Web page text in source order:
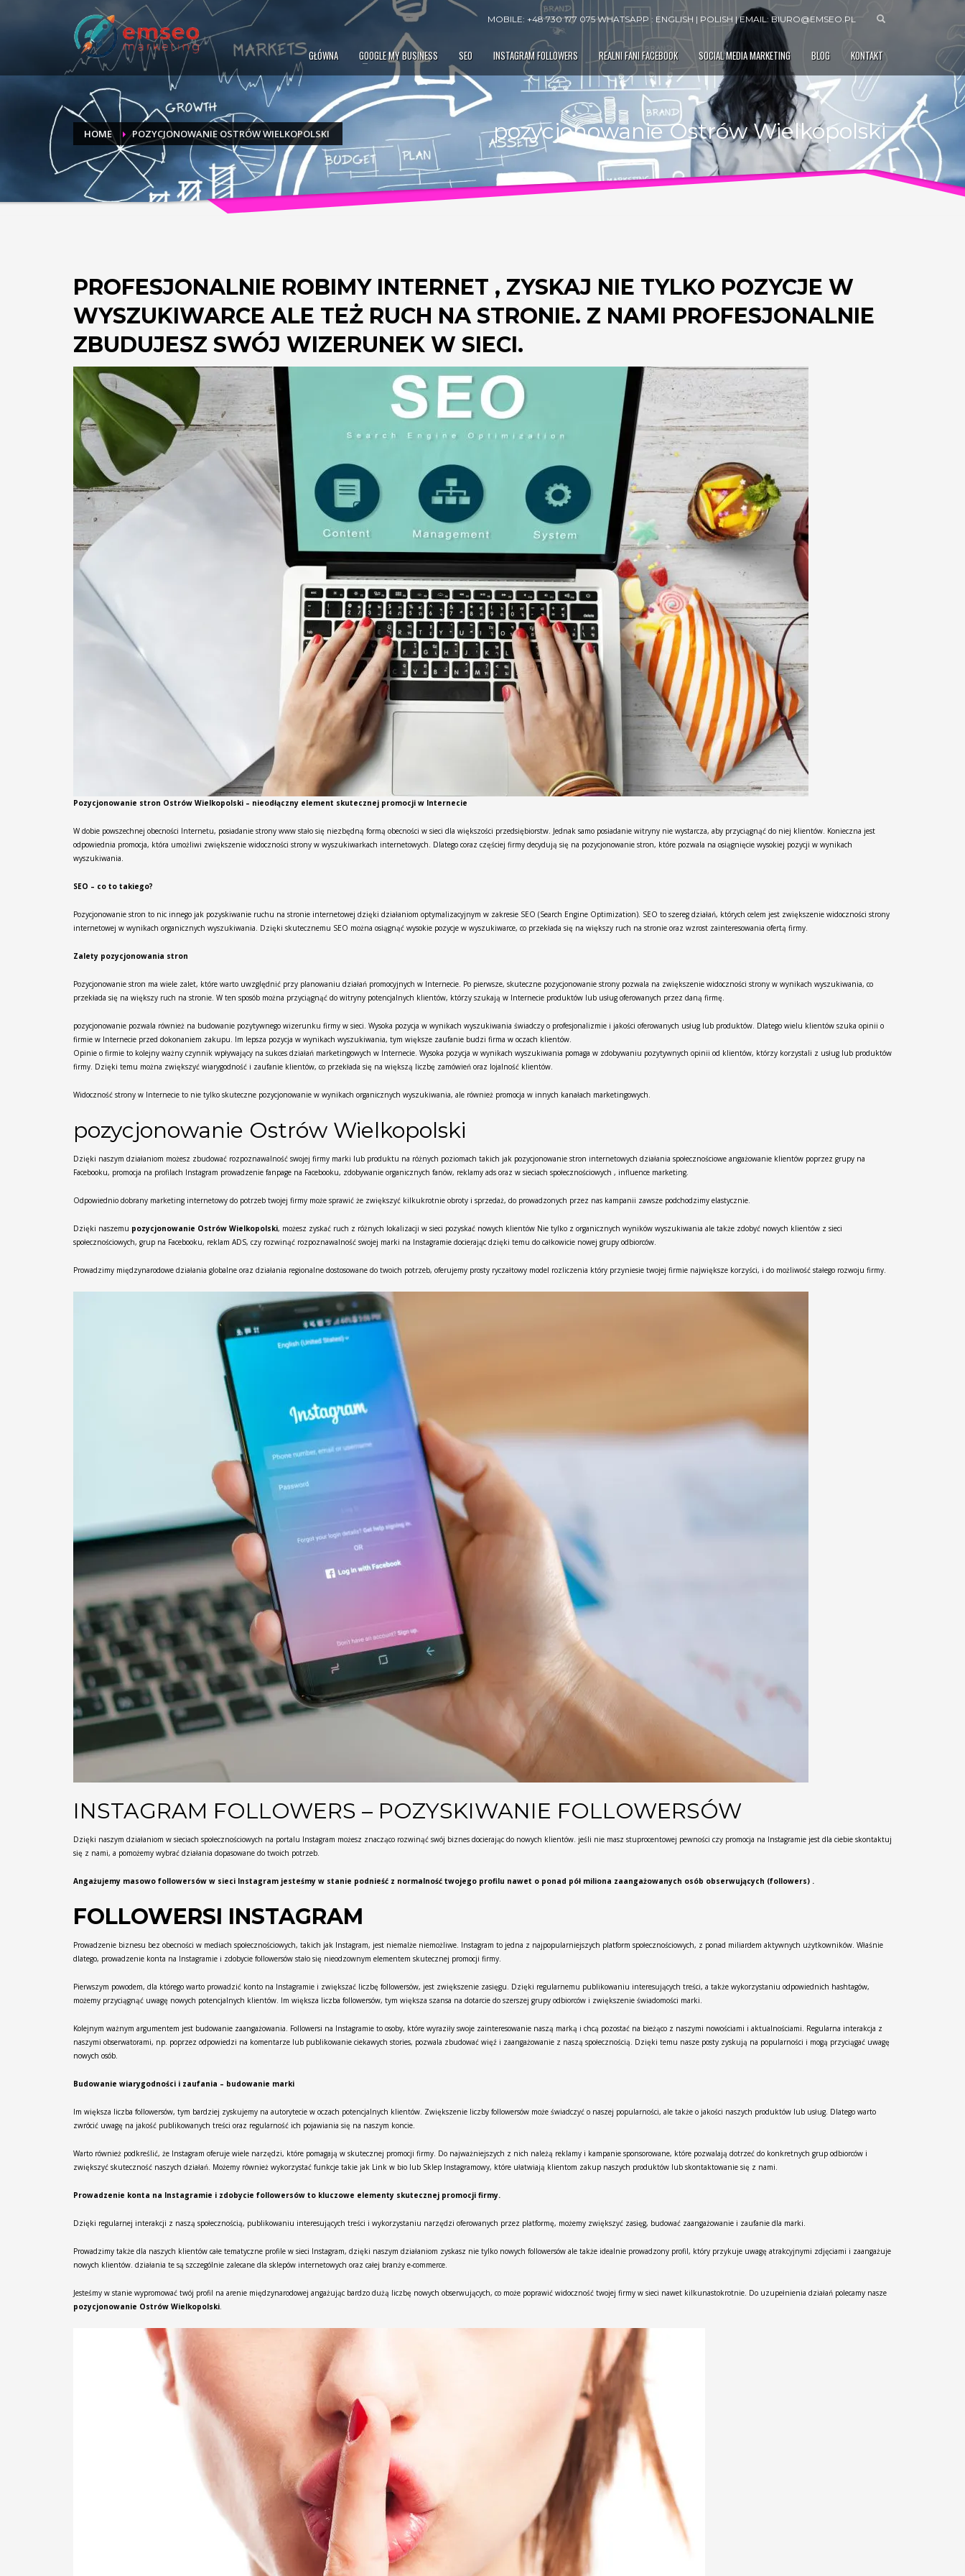
MOBILE: +48 730 177 075 WHATSAPP : ENGLISH | POLISH | EMAIL:BIURO@EMSEO.PL
GŁÓWNA GOOGLE MY BUSINESS SEO INSTAGRAM FOLLOWERS REALNI FANI FACEBOOK SOCIAL MEDIA MARKETING BLOG KONTAKT
HOME POZYCJONOWANIE OSTRÓW WIELKOPOLSKI pozycjonowanie Ostrów Wielkopolski
PROFESJONALNIE ROBIMY INTERNET , ZYSKAJ NIE TYLKO POZYCJE W
WYSZUKIWARCE ALE TEŻ RUCH NA STRONIE. Z NAMI PROFESJONALNIE
ZBUDUJESZ SWÓJ WIZERUNEK W SIECI.
Pozycjonowanie stron Ostrów Wielkopolski – nieodłączny element skutecznej promocji w Internecie
W dobie powszechnej obecności Internetu, posiadanie strony www stało się niezbędną formą obecności w sieci dla większości przedsiębiorstw. Jednak samo posiadanie witryny nie wystarcza, aby przyciągnąć do niej klientów. Konieczna jest
odpowiednia promocja, która umożliwi zwiększenie widoczności strony w wyszukiwarkach internetowych. Dlatego coraz częściej firmy decydują się na pozycjonowanie stron, które pozwala na osiągnięcie wysokiej pozycji w wynikach
wyszukiwania.
SEO – co to takiego?
Pozycjonowanie stron to nic innego jak pozyskiwanie ruchu na stronie internetowej dzięki działaniom optymalizacyjnym w zakresie SEO (Search Engine Optimization). SEO to szereg działań, których celem jest zwiększenie widoczności strony
internetowej w wynikach organicznych wyszukiwania. Dzięki skutecznemu SEO można osiągnąć wysokie pozycje w wyszukiwarce, co przekłada się na większy ruch na stronie oraz wzrost zainteresowania ofertą firmy.
Zalety pozycjonowania stron
Pozycjonowanie stron ma wiele zalet, które warto uwzględnić przy planowaniu działań promocyjnych w Internecie. Po pierwsze, skuteczne pozycjonowanie strony pozwala na zwiększenie widoczności strony w wynikach wyszukiwania, co
przekłada się na większy ruch na stronie. W ten sposób można przyciągnąć do witryny potencjalnych klientów, którzy szukają w Internecie produktów lub usług oferowanych przez daną firmę.
pozycjonowanie pozwala również na budowanie pozytywnego wizerunku firmy w sieci. Wysoka pozycja w wynikach wyszukiwania świadczy o profesjonalizmie i jakości oferowanych usług lub produktów. Dlatego wielu klientów szuka opinii o
firmie w Internecie przed dokonaniem zakupu. Im lepsza pozycja w wynikach wyszukiwania, tym większe zaufanie budzi firma w oczach klientów.
Opinie o firmie to kolejny ważny czynnik wpływający na sukces działań marketingowych w Internecie. Wysoka pozycja w wynikach wyszukiwania pomaga w zdobywaniu pozytywnych opinii od klientów, którzy korzystali z usług lub produktów
firmy. Dzięki temu można zwiększyć wiarygodność i zaufanie klientów, co przekłada się na większą liczbę zamówień oraz lojalność klientów.
Widoczność strony w Internecie to nie tylko skuteczne pozycjonowanie w wynikach organicznych wyszukiwania, ale również promocja w innych kanałach marketingowych.
pozycjonowanie Ostrów Wielkopolski
Dzięki naszym działaniom możesz zbudować rozpoznawalność swojej firmy marki lub produktu na różnych poziomach takich jak pozycjonowanie stron internetowych działania społecznościowe angażowanie klientów poprzez grupy na
Facebooku, promocja na profilach Instagram prowadzenie fanpage na Facebooku, zdobywanie organicznych fanów, reklamy ads oraz w sieciach społecznościowych , influence marketing.
Odpowiednio dobrany marketing internetowy do potrzeb twojej firmy może sprawić że zwiększyć kilkukrotnie obroty i sprzedaż, do prowadzonych przez nas kampanii zawsze podchodzimy elastycznie.
Dzięki naszemu pozycjonowanie Ostrów Wielkopolski, możesz zyskać ruch z różnych lokalizacji w sieci pozyskać nowych klientów Nie tylko z organicznych wyników wyszukiwania ale także zdobyć nowych klientów z sieci
społecznościowych, grup na Facebooku, reklam ADS, czy rozwinąć rozpoznawalność swojej marki na Instagramie docierając dzięki temu do całkowicie nowej grupy odbiorców.
Prowadzimy międzynarodowe działania globalne oraz działania regionalne dostosowane do twoich potrzeb, oferujemy prosty ryczałtowy model rozliczenia który przyniesie twojej firmie największe korzyści, i do możliwość stałego rozwoju firmy.
INSTAGRAM FOLLOWERS – POZYSKIWANIE FOLLOWERSÓW
Dzięki naszym działaniom w sieciach społecznościowych na portalu Instagram możesz znacząco rozwinąć swój biznes docierając do nowych klientów. jeśli nie masz stuprocentowej pewności czy promocja na Instagramie jest dla ciebie skontaktuj
się z nami, a pomożemy wybrać działania dopasowane do twoich potrzeb.
Angażujemy masowo followersów w sieci Instagram jesteśmy w stanie podnieść z normalność twojego profilu nawet o ponad pół miliona zaangażowanych osób obserwujących (followers) .
FOLLOWERSI INSTAGRAM
Prowadzenie biznesu bez obecności w mediach społecznościowych, takich jak Instagram, jest niemalże niemożliwe. Instagram to jedna z najpopularniejszych platform społecznościowych, z ponad miliardem aktywnych użytkowników. Właśnie
dlatego, prowadzenie konta na Instagramie i zdobycie followersów stało się nieodzownym elementem skutecznej promocji firmy.
Pierwszym powodem, dla którego warto prowadzić konto na Instagramie i zwiększać liczbę followersów, jest zwiększenie zasięgu. Dzięki regularnemu publikowaniu interesujących treści, a także wykorzystaniu odpowiednich hashtagów,
możemy przyciągnąć uwagę nowych potencjalnych klientów. Im większa liczba followersów, tym większa szansa na dotarcie do szerszej grupy odbiorców i zwiększenie świadomości marki.
Kolejnym ważnym argumentem jest budowanie zaangażowania. Followersi na Instagramie to osoby, które wyraziły swoje zainteresowanie naszą marką i chcą pozostać na bieżąco z naszymi nowościami i aktualnościami. Regularna interakcja z
naszymi obserwatorami, np. poprzez odpowiedzi na komentarze lub publikowanie ciekawych stories, pozwala zbudować więź i zaangażowanie z naszą społecznością. Dzięki temu nasze posty zyskują na popularności i mogą przyciągać uwagę
nowych osób.
Budowanie wiarygodności i zaufania – budowanie marki
Im większa liczba followersów, tym bardziej zyskujemy na autorytecie w oczach potencjalnych klientów. Zwiększenie liczby followersów może świadczyć o naszej popularności, ale także o jakości naszych produktów lub usług. Dlatego warto
zwrócić uwagę na jakość publikowanych treści oraz regularność ich pojawiania się na naszym koncie.
Warto również podkreślić, że Instagram oferuje wiele narzędzi, które pomagają w skutecznej promocji firmy. Do najważniejszych z nich należą reklamy i kampanie sponsorowane, które pozwalają dotrzeć do konkretnych grup odbiorców i
zwiększyć skuteczność naszych działań. Możemy również wykorzystać funkcje takie jak Link w bio lub Sklep Instagramowy, które ułatwiają klientom zakup naszych produktów lub skontaktowanie się z nami.
Prowadzenie konta na Instagramie i zdobycie followersów to kluczowe elementy skutecznej promocji firmy.
Dzięki regularnej interakcji z naszą społecznością, publikowaniu interesujących treści i wykorzystaniu narzędzi oferowanych przez platformę, możemy zwiększyć zasięg, budować zaangażowanie i zaufanie dla marki.
Prowadzimy także dla naszych klientów całe tematyczne profile w sieci Instagram, dzięki naszym działaniom zyskasz nie tylko nowych followersów ale także idealnie prowadzony profil, który przykuje uwagę atrakcyjnymi zdjęciami i zaangażuje
nowych klientów. działania te są szczególnie zalecane dla sklepów internetowych oraz całej branży e-commerce.
Jesteśmy w stanie wypromować twój profil na arenie międzynarodowej angażując bardzo dużą liczbę nowych obserwujących, co może poprawić widoczność twojej firmy w sieci nawet kilkunastokrotnie. Do uzupełnienia działań polecamy nasze
pozycjonowanie Ostrów Wielkopolski.